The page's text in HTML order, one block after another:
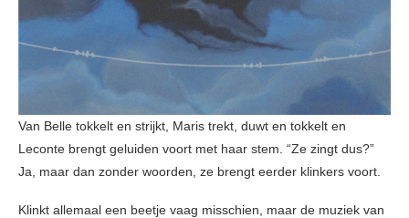
Van Belle tokkelt en strijkt, Maris trekt, duwt en tokkelt en
Leconte brengt geluiden voort met haar stem. “Ze zingt dus?”
Ja, maar dan zonder woorden, ze brengt eerder klinkers voort.
Klinkt allemaal een beetje vaag misschien, maar de muziek van